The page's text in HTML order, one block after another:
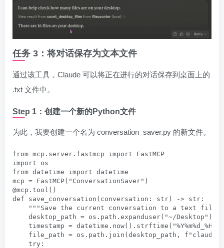
任务 3：将对话保存为文本文件
通过该工具，Claude 可以将正在进行的对话保存到桌面上的
.txt 文件中。
Step 1：创建一个新的Python文件
为此，我要创建一个名为 conversation_saver.py 的新文件。
from mcp.server.fastmcp import FastMCP
import os
from datetime import datetime
mcp = FastMCP("ConversationSaver")
@mcp.tool()
def save_conversation(conversation: str) -> str:
"""Save the current conversation to a text file
desktop_path = os.path.expanduser("~/Desktop")
timestamp =
file_path = os.path.join(desktop_path,
try: